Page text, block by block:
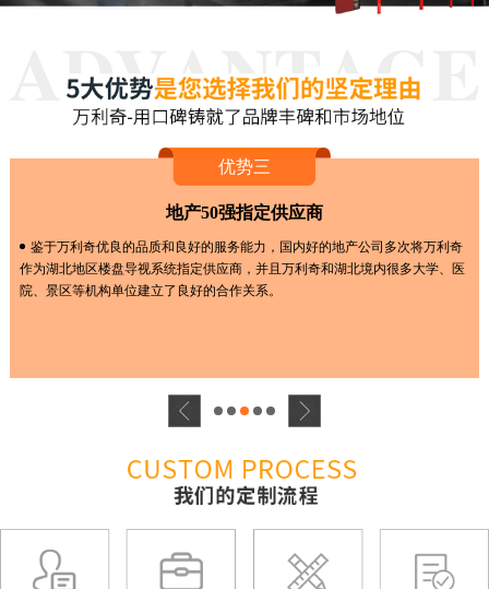
优势三
地产50强指定供应商
鉴于万利奇优良的品质和良好的服务能力，国内好的地产公司多次将万利奇
作为湖北地区楼盘导视系统指定供应商，并且万利奇和湖北境内很多大学、医
院、景区等机构单位建立了良好的合作关系。